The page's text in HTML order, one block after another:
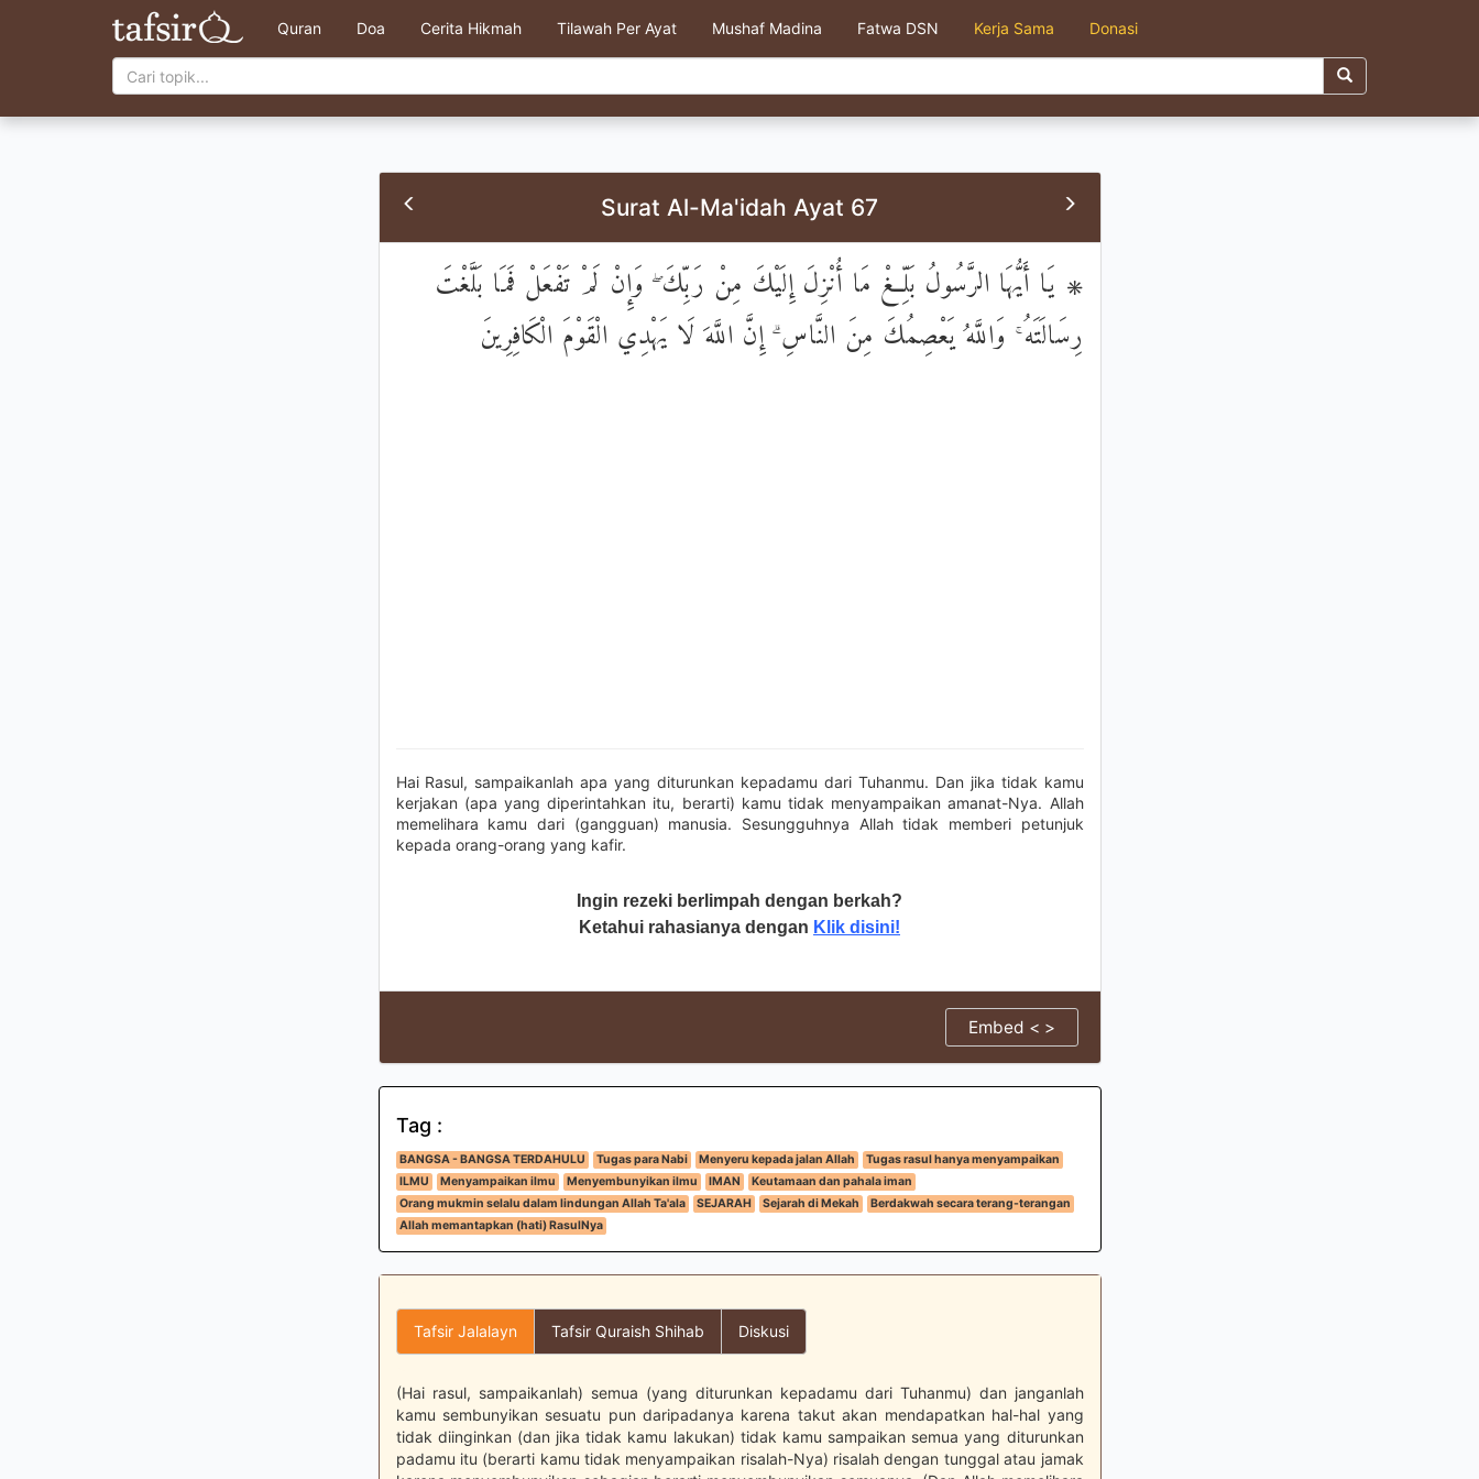
Quran Doa Cerita Hikmah Tilawah Per Ayat Mushaf Madina Fatwa DSN Kerja Sama Donasi
Surat Al-Ma'idah Ayat 67
۞ يَا أَيُّهَا الرَّسُولُ بَلِّغْ مَا أُنْزِلَ إِلَيْكَ مِنْ رَبِّكَ ۖ وَإِنْ لَمْ تَفْعَلْ فَمَا بَلَّغْتَ
رِسَالَتَهُ ۚ وَاللَّهُ يَعْصِمُكَ مِنَ النَّاسِ ۗ إِنَّ اللَّهَ لَا يَهْدِي الْقَوْمَ الْكَافِرِينَ
Hai Rasul, sampaikanlah apa yang diturunkan kepadamu dari Tuhanmu. Dan jika tidak kamu
kerjakan (apa yang diperintahkan itu, berarti) kamu tidak menyampaikan amanat-Nya. Allah
memelihara kamu dari (gangguan) manusia. Sesungguhnya Allah tidak memberi petunjuk
kepada orang-orang yang kafir.
Ingin rezeki berlimpah dengan berkah?
Ketahui rahasianya dengan Klik disini!
Embed < >
Tag :
BANGSA - BANGSA TERDAHULU Tugas para Nabi Menyeru kepada jalan Allah
Tugas rasul hanya menyampaikan
ILMU
Menyampaikan ilmu Menyembunyikan ilmu IMAN
Keutamaan dan pahala iman
Orang mukmin selalu dalam lindungan Allah Ta'ala
SEJARAH Sejarah di Mekah
Berdakwah secara terang-terangan
Allah memantapkan (hati) RasulNya
Tafsir Jalalayn Tafsir Quraish Shihab Diskusi
(Hai rasul, sampaikanlah) semua (yang diturunkan kepadamu dari Tuhanmu) dan janganlah
kamu sembunyikan sesuatu pun daripadanya karena takut akan mendapatkan hal-hal yang
tidak diinginkan (dan jika tidak kamu lakukan) tidak kamu sampaikan semua yang diturunkan
padamu itu (berarti kamu tidak menyampaikan risalah-Nya) risalah dengan tunggal atau jamak